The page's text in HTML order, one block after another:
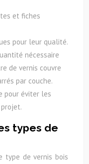
et fiches
pour leur qualité.
nécessaire
de vernis couvre
par couche.
pour éviter les
types de
type de vernis bois